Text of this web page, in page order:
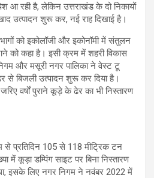
आ रही है, लेकिन उत्तराखंड के दो निकायों
उत्पादन शुरू कर, नई राह दिखाई है।
को इकोलॉजी और इकोनॉमी में संतुलन
को कहा है। इसी क्रम में शहरी विकास
और मसूरी नगर पालिका ने वेस्ट टू
से बिजली उत्पादन शुरू कर दिया है।
वर्षों पुराने कूड़े के ढेर का भी निस्तारण
से प्रतिदिन 105 से 118 मीट्रिक टन
में कूड़ा डम्पिंग साइट पर बिना निस्तारण
इसके लिए नगर निगम ने नवंबर 2022 में